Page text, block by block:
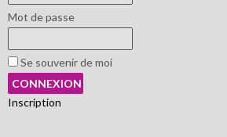
Mot de passe
Se souvenir de moi
Inscription